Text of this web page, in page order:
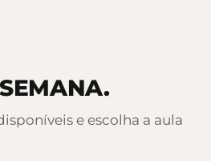
e escolha a aula